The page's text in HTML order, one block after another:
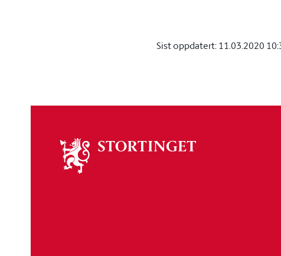
Sist oppdatert:11.03.2020
stortinget